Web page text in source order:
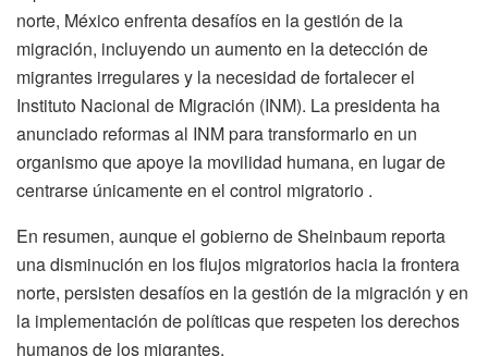
norte, México enfrenta desafíos en la gestión de la
migración, incluyendo un aumento en la detección de
migrantes irregulares y la necesidad de fortalecer el
Instituto Nacional de Migración (INM). La presidenta ha
anunciado reformas al INM para transformarlo en un
organismo que apoye la movilidad humana, en lugar de
centrarse únicamente en el control migratorio .
En resumen, aunque el gobierno de Sheinbaum reporta
una disminución en los flujos migratorios hacia la frontera
norte, persisten desafíos en la gestión de la migración y en
la implementación de políticas que respeten los derechos
humanos de los migrantes.